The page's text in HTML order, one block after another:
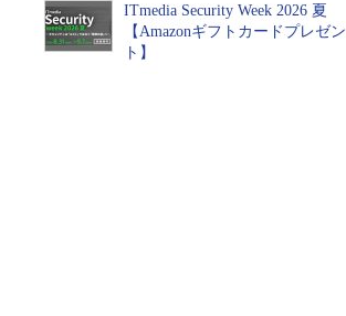
ITmedia Security Week 2026 夏
【Amazonギフトカードプレゼン
ト】